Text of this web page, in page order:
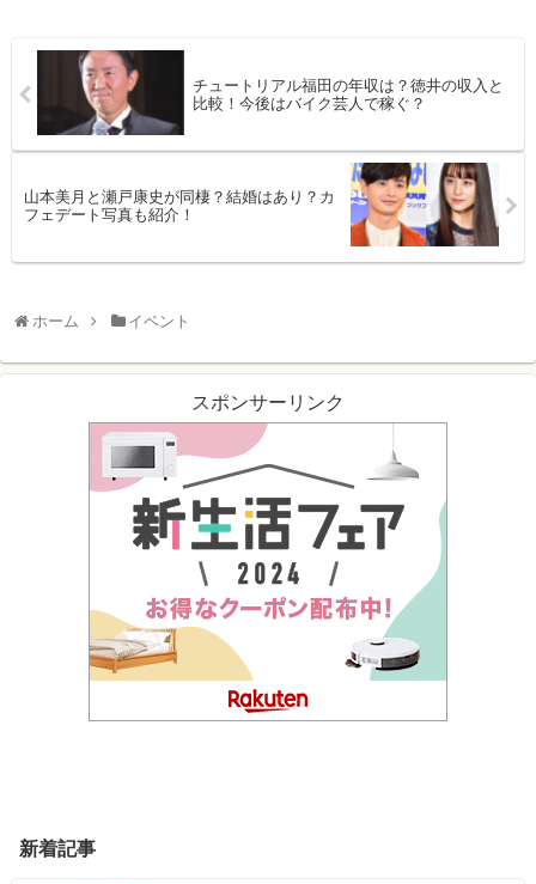
チュートリアル福田の年収は？徳井の収入と
比較！今後はバイク芸人で稼ぐ？
山本美月と瀬戸康史が同棲？結婚はあり？カ
フェデート写真も紹介！
ホーム イベント
スポンサーリンク
新着記事